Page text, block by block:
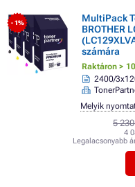
- 1%
MultiPack
BROTHER
számára
Raktáron >
2400/
5
4
Legalacsonyabb
Melyik